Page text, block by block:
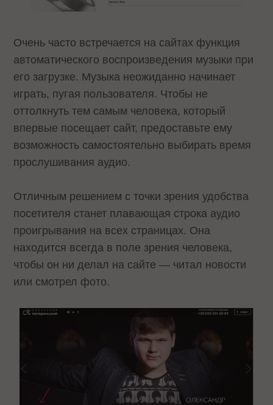
Очень часто встречается на сайтах функция
автоматического воспроизведения музыки при
его загрузке. Музыка неожиданно начинает
играть, пугая пользователя. Чтобы не
оттолкнуть тем самым человека, который
впервые посещает сайт, предоставьте ему
возможность самостоятельно выбирать время
прослушивания аудио.
Отличным решением с точки зрения удобства
посетителя станет плавающая строка аудио
проигрывания на всех страницах. Она
находится всегда в поле зрения человека,
чтобы он ни делал на сайте — читал новости
или смотрел фото.